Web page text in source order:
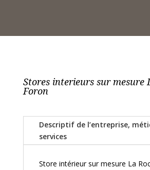
Stores interieurs sur mesure
Foron
Descriptif de l’entreprise,
services
Store intérieur sur mesure La